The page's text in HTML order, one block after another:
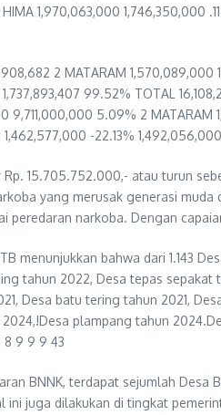
1,970,063,000 1,746,350,000
2 MATARAM
99.52% TOTAL
9,711,000,000 5.09% 2
-22.13%
15.705.752.000,- atau turun
yang merusak generasi
narkoba. Dengan
menunjukkan bahwa dari 1.143
tahun 2022, Desa tepas
Desa batu tering tahun 2021,
plampang tahun
8 9 9 9 43
BNNK, terdapat sejumlah
juga dilakukan di tingkat